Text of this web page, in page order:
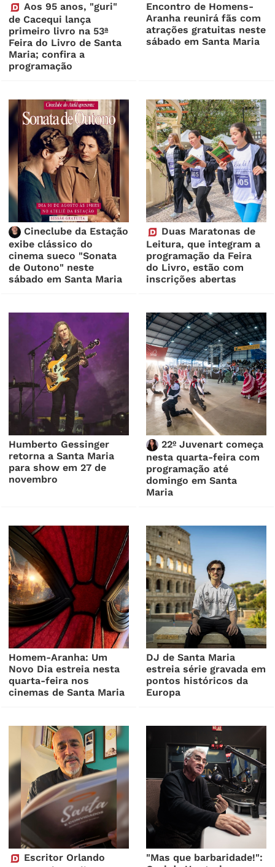
Aos 95 anos, "guri"
de Cacequi lança
primeiro livro na 53ª
Feira do Livro de Santa
Maria; confira a
programação
Encontro de Homens-
Aranha reunirá fãs com
atrações gratuitas neste
sábado em Santa Maria
Cineclube da Estação
exibe clássico do
cinema sueco "Sonata
de Outono" neste
sábado em Santa Maria
Duas Maratonas de
Leitura, que integram a
programação da Feira
do Livro, estão com
inscrições abertas
Humberto Gessinger
retorna a Santa Maria
para show em 27 de
novembro
22º Juvenart começa
nesta quarta-feira com
programação até
domingo em Santa
Maria
Homem-Aranha: Um
Novo Dia estreia nesta
quarta-feira nos
cinemas de Santa Maria
DJ de Santa Maria
estreia série gravada em
pontos históricos da
Europa
Escritor Orlando
"Mas que barbaridade!":